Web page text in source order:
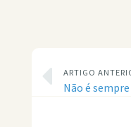
ARTIGO
Não é sempre